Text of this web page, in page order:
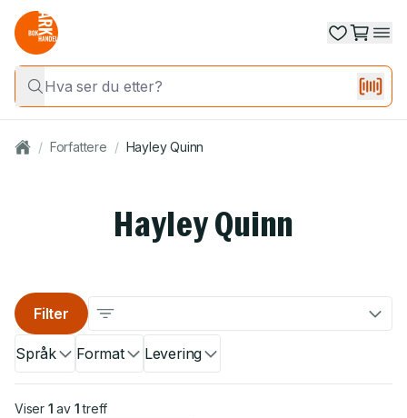
/ Forfattere / Hayley Quinn
Hayley Quinn
Språk Format Levering
Filter
Viser 1 av 1 treff